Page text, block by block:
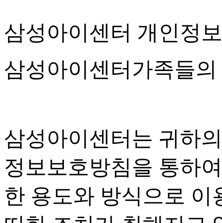
삼성아이센터 개인정
삼성아이센터가족들
삼성아이센터는 귀하
정보보호방침을 통하
한 용도와 방식으로